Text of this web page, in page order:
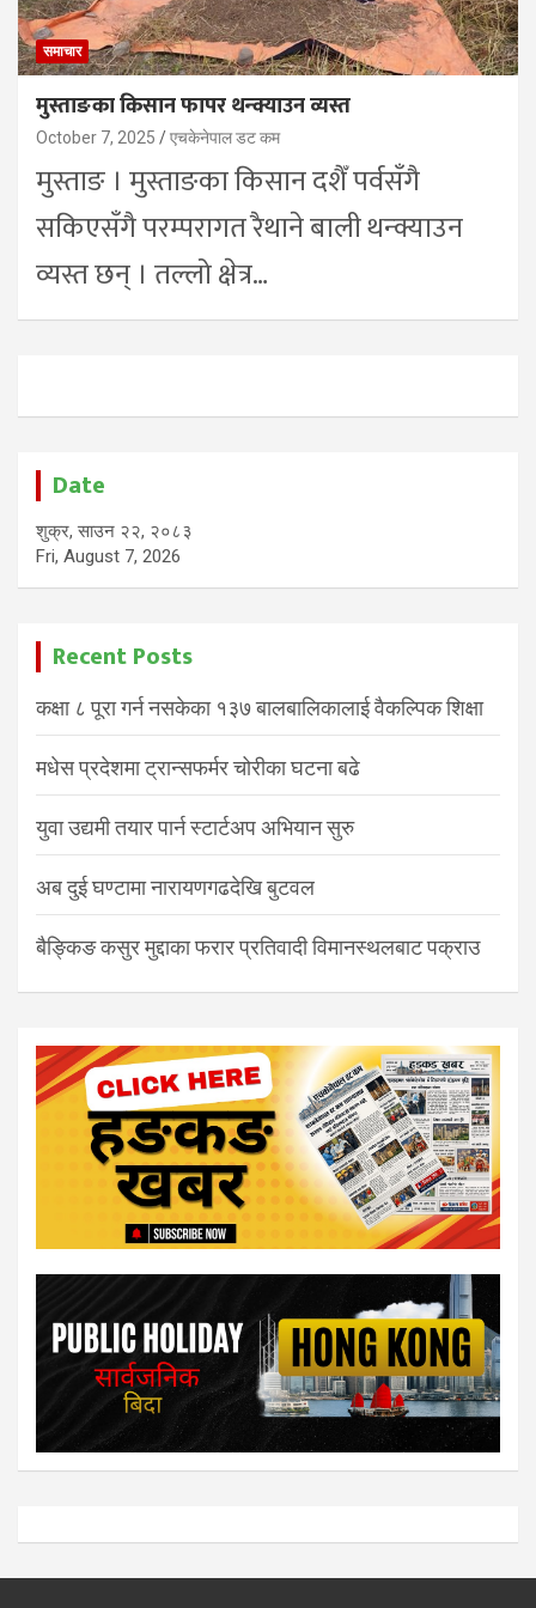
समाचार
मुस्ताङका किसान फापर थन्क्याउन व्यस्त
October 7, 2025 एचकेनेपाल डट कम
मुस्ताङ । मुस्ताङका किसान दशैँ पर्वसँगै
सकिएसँगै परम्परागत रैथाने बाली थन्क्याउन
व्यस्त छन् । तल्लो क्षेत्र…
Date
शुक्र, साउन २२, २०८३
Fri, August 7, 2026
Recent Posts
कक्षा ८ पूरा गर्न नसकेका १३७ बालबालिकालाई वैकल्पिक शिक्षा
मधेस प्रदेशमा ट्रान्सफर्मर चोरीका घटना बढे
युवा उद्यमी तयार पार्न स्टार्टअप अभियान सुरु
अब दुई घण्टामा नारायणगढदेखि बुटवल
बैङ्किङ कसुर मुद्दाका फरार प्रतिवादी विमानस्थलबाट पक्राउ